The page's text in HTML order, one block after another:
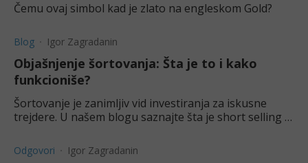
Čemu ovaj simbol kad je zlato na engleskom Gold?
Blog Igor Zagradanin
Objašnjenje šortovanja: Šta je to i kako
funkcioniše?
Šortovanje je zanimljiv vid investiranja za iskusne
trejdere. U našem blogu saznajte šta je short selling i
Odgovori Igor Zagradanin